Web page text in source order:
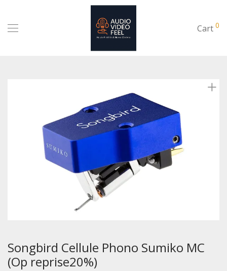
Cart 0
Songbird Cellule Phono Sumiko MC
(Op reprise20%)